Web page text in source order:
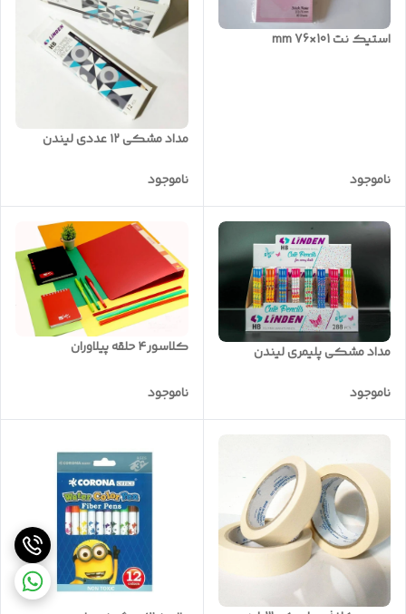
استیک نت 101×76 mm
ناموجود
مداد مشکی ۱۲ عددی لیندن
ناموجود
مداد مشکی پلیمری لیندن
ناموجود
کلاسور۴ حلقه پیلاوران
ناموجود